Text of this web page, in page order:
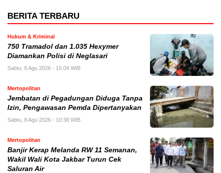
BERITA TERBARU
Hukum & Kriminal
750 Tramadol dan 1.035 Hexymer
Diamankan Polisi di Neglasari
Sabtu, 8 Agu 2026 - 15:04 WIB
Mertopolitan
Jembatan di Pegadungan Diduga Tanpa
Izin, Pengawasan Pemda Dipertanyakan
Sabtu, 8 Agu 2026 - 10:38 WIB
Mertopolitan
Banjir Kerap Melanda RW 11 Semanan,
Wakil Wali Kota Jakbar Turun Cek
Saluran Air